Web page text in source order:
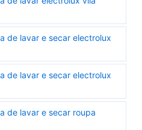
de lavar e secar electrolux
de lavar e secar electrolux
de lavar e secar roupa